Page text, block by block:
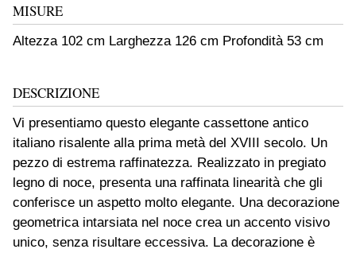
MISURE
Altezza 102 cm Larghezza 126 cm Profondità 53 cm
DESCRIZIONE
Vi presentiamo questo elegante cassettone antico
italiano risalente alla prima metà del XVIII secolo. Un
pezzo di estrema raffinatezza. Realizzato in pregiato
legno di noce, presenta una raffinata linearità che gli
conferisce un aspetto molto elegante. Una decorazione
geometrica intarsiata nel noce crea un accento visivo
unico, senza risultare eccessiva. La decorazione è